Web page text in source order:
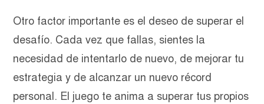
Otro factor importante es el deseo de superar el
desafío. Cada vez que fallas, sientes la
necesidad de intentarlo de nuevo, de mejorar tu
estrategia y de alcanzar un nuevo récord
personal. El juego te anima a superar tus propios